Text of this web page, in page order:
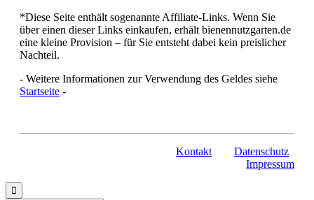
*Diese Seite enthält sogenannte Affiliate-Links. Wenn Sie
über einen dieser Links einkaufen, erhält bienennutzgarten.de
eine kleine Provision – für Sie entsteht dabei kein preislicher
Nachteil.
- Weitere Informationen zur Verwendung des Geldes siehe
Startseite -
Kontakt
Datenschutz
Impressum
